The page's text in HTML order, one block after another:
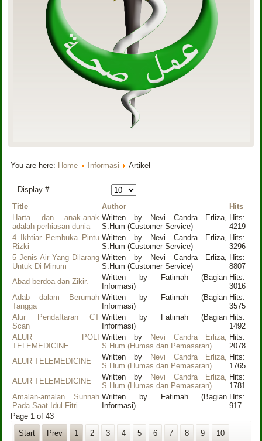
You are here: Home Informasi Artikel
Display #
Title
Author
Hits
Harta dan anak-anak
adalah perhiasan dunia
Written by Nevi Candra Erliza,
S.Hum (Customer Service)
Hits:
4219
4 Ikhtiar Pembuka Pintu
Rizki
Written by Nevi Candra Erliza,
S.Hum (Customer Service)
Hits:
3296
5 Jenis Air Yang Dilarang
Untuk Di Minum
Written by Nevi Candra Erliza,
S.Hum (Customer Service)
Hits:
8807
Abad berdoa dan Zikir.
Written by Fatimah (Bagian
Informasi)
Hits:
3016
Adab dalam Berumah
Tangga
Written by Fatimah (Bagian
Informasi)
Hits:
3575
Alur Pendaftaran CT
Scan
Written by Fatimah (Bagian
Informasi)
Hits:
1492
ALUR POLI
TELEMEDICINE
Written by
Nevi Candra Erliza,
S.Hum (Humas dan Pemasaran)
Hits:
2078
ALUR TELEMEDICINE
Written by
Nevi Candra Erliza,
S.Hum (Humas dan Pemasaran)
Hits:
1765
ALUR TELEMEDICINE
Written by
Nevi Candra Erliza,
S.Hum (Humas dan Pemasaran)
Hits:
1781
Amalan-amalan Sunnah
Pada Saat Idul Fitri
Written by Fatimah (Bagian
Informasi)
Hits:
917
Page 1 of 43
Start
Prev 1 2 3 4 5 6 7 8 9 10